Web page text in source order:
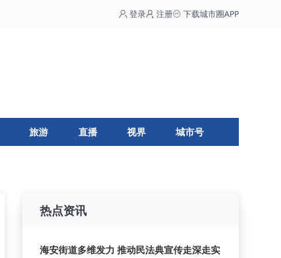
登录 注册 下载城市圈APP
旅游 直播 视界 城市号
热点资讯
海安街道多维发力 推动民法典宣传走深走实